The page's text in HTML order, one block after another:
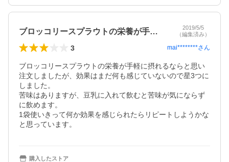
ブロッコリースプラウトの栄養が手軽に摂…
2019/5/5
（編集済み）
3 mai********さん
ブロッコリースプラウトの栄養が手軽に摂れるならと思い
注文しましたが、効果はまだ何も感じていないので星3つに
しました。
苦味はありますが、豆乳に入れて飲むと苦味が気にならず
に飲めます。
1袋使いきって何か効果を感じられたらリピートしようかな
と思っています。
購入したストア